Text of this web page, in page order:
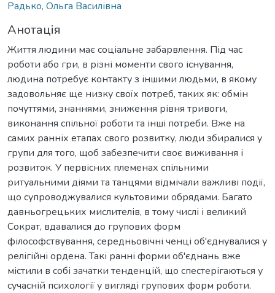
Радько, Ольга Василівна
Анотація
Життя людини має соціальне забарвлення. Під час
роботи або гри, в різні моменти свого існування,
людина потребує контакту з іншими людьми, в якому
задовольняє ще низку своїх потреб, таких як: обмін
почуттями, знаннями, зниження рівня тривоги,
виконання спільної роботи та інші потреби. Вже на
самих ранніх етапах свого розвитку, люди збиралися у
групи для того, щоб забезпечити своє виживання і
розвиток. У первісних племенах спільними
ритуальними діями та танцями відмічали важливі події,
що супроводжувалися культовими обрядами. Багато
давньогрецьких мислителів, в тому числі і великий
Сократ, вдавалися до групових форм
філософствування, середньовічні ченці об'єднувалися у
релігійні ордена. Такі ранні форми об'єднань вже
містили в собі зачатки тенденцій, що спестерігаються у
сучасній психології у вигляді групових форм роботи.